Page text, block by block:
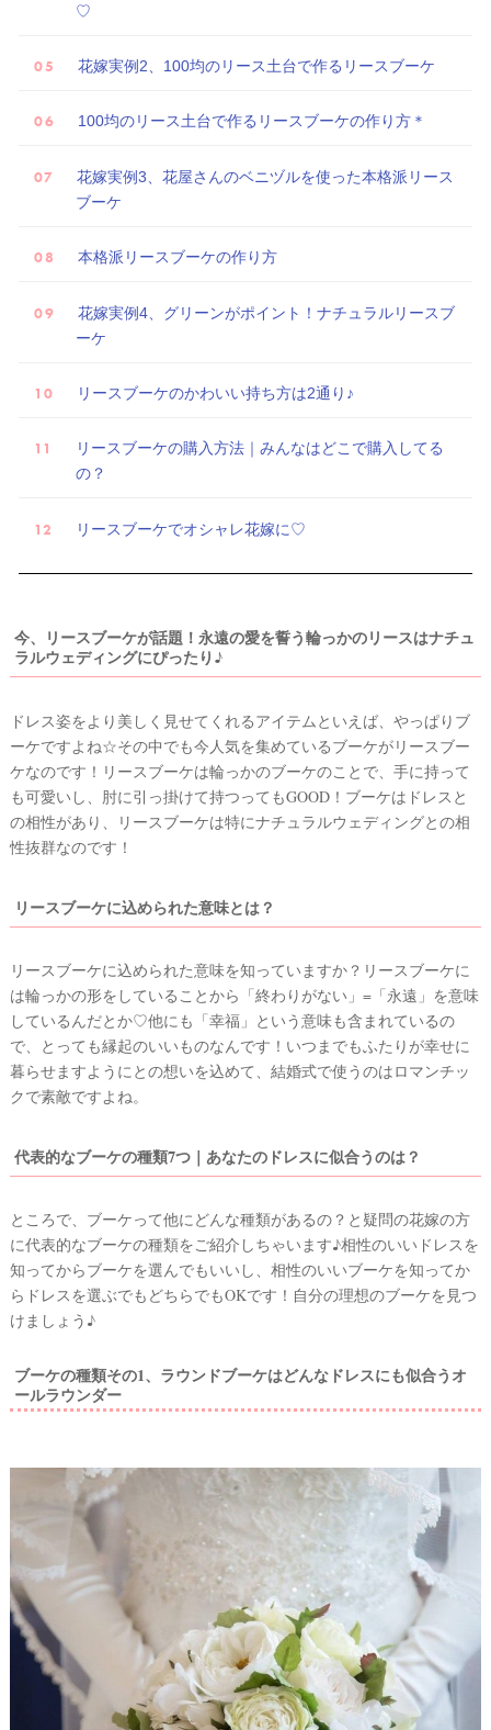
♡
花嫁実例2、100均のリース土台で作るリースブーケ
100均のリース土台で作るリースブーケの作り方＊
花嫁実例3、花屋さんのベニヅルを使った本格派リース
ブーケ
本格派リースブーケの作り方
花嫁実例4、グリーンがポイント！ナチュラルリースブ
ーケ
リースブーケのかわいい持ち方は2通り♪
リースブーケの購入方法｜みんなはどこで購入してる
の？
リースブーケでオシャレ花嫁に♡
今、リースブーケが話題！永遠の愛を誓う輪っかのリースはナチュ
ラルウェディングにぴったり♪
ドレス姿をより美しく見せてくれるアイテムといえば、やっぱりブ
ーケですよね☆その中でも今人気を集めているブーケがリースブー
ケなのです！リースブーケは輪っかのブーケのことで、手に持って
も可愛いし、肘に引っ掛けて持つってもGOOD！ブーケはドレスと
の相性があり、リースブーケは特にナチュラルウェディングとの相
性抜群なのです！
リースブーケに込められた意味とは？
リースブーケに込められた意味を知っていますか？リースブーケに
は輪っかの形をしていることから「終わりがない」=「永遠」を意味
しているんだとか♡他にも「幸福」という意味も含まれているの
で、とっても縁起のいいものなんです！いつまでもふたりが幸せに
暮らせますようにとの想いを込めて、結婚式で使うのはロマンチッ
クで素敵ですよね。
代表的なブーケの種類7つ｜あなたのドレスに似合うのは？
ところで、ブーケって他にどんな種類があるの？と疑問の花嫁の方
に代表的なブーケの種類をご紹介しちゃいます♪相性のいいドレスを
知ってからブーケを選んでもいいし、相性のいいブーケを知ってか
らドレスを選ぶでもどちらでもOKです！自分の理想のブーケを見つ
けましょう♪
ブーケの種類その1、ラウンドブーケはどんなドレスにも似合うオ
ールラウンダー
試
レ
ウ
ェ
デ
ィ
ン
グ
ト